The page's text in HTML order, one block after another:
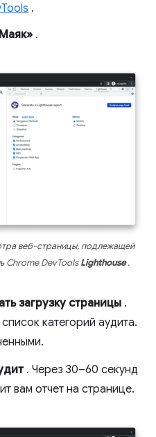
.
.
веб-страницы, подлежащей
Chrome DevToolsLighthouse.
загрузку страницы .
категорий аудита.
. Через 30–60 секунд
вам отчет на странице.